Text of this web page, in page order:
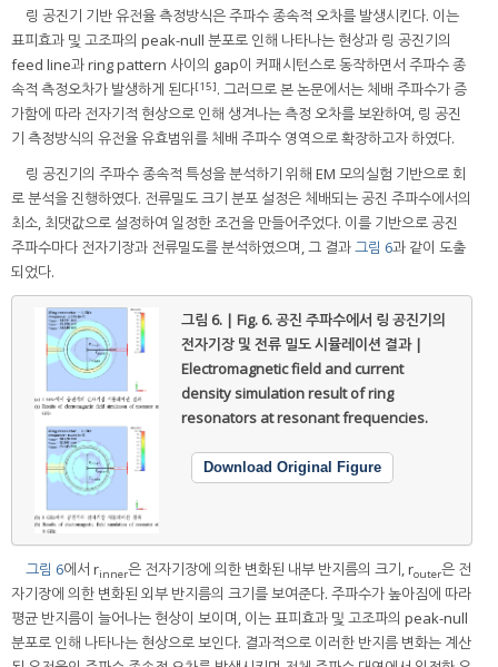
링 공진기 기반 유전율 측정방식은 주파수 종속적 오차를 발생시킨다. 이는
표피효과 및 고조파의 peak-null 분포로 인해 나타나는 현상과 링 공진기의
feed line과 ring pattern 사이의 gap이 커패시턴스로 동작하면서 주파수 종
속적 측정오차가 발생하게 된다[15]. 그러므로 본 논문에서는 체배 주파수가 증
가함에 따라 전자기적 현상으로 인해 생겨나는 측정 오차를 보완하여, 링 공진
기 측정방식의 유전율 유효범위를 체배 주파수 영역으로 확장하고자 하였다.
링 공진기의 주파수 종속적 특성을 분석하기 위해 EM 모의실험 기반으로 회
로 분석을 진행하였다. 전류밀도 크기 분포 설정은 체배되는 공진 주파수에서의
최소, 최댓값으로 설정하여 일정한 조건을 만들어주었다. 이를 기반으로 공진
주파수마다 전자기장과 전류밀도를 분석하였으며, 그 결과그림 6과 같이 도출
되었다.
그림 6. | Fig. 6.공진 주파수에서 링 공진기의
전자기장 및 전류 밀도 시뮬레이션 결과 |
Electromagnetic field and current
density simulation result of ring
resonators at resonant frequencies.
Download Original Figure
그림 6에서 rinner은 전자기장에 의한 변화된 내부 반지름의 크기, router은 전
자기장에 의한 변화된 외부 반지름의 크기를 보여준다. 주파수가 높아짐에 따라
평균 반지름이 늘어나는 현상이 보이며, 이는 표피효과 및 고조파의 peak-null
분포로 인해 나타나는 현상으로 보인다. 결과적으로 이러한 반지름 변화는 계산